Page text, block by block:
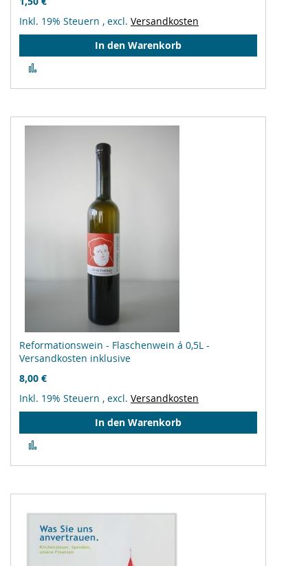
Inkl. 19% Steuern , excl. Versandkosten
In den Warenkorb
hinzufügen
Reformationswein - Flaschenwein á 0,5L -
Versandkosten inklusive
8,00 €
Inkl. 19% Steuern , excl. Versandkosten
In den Warenkorb
hinzufügen